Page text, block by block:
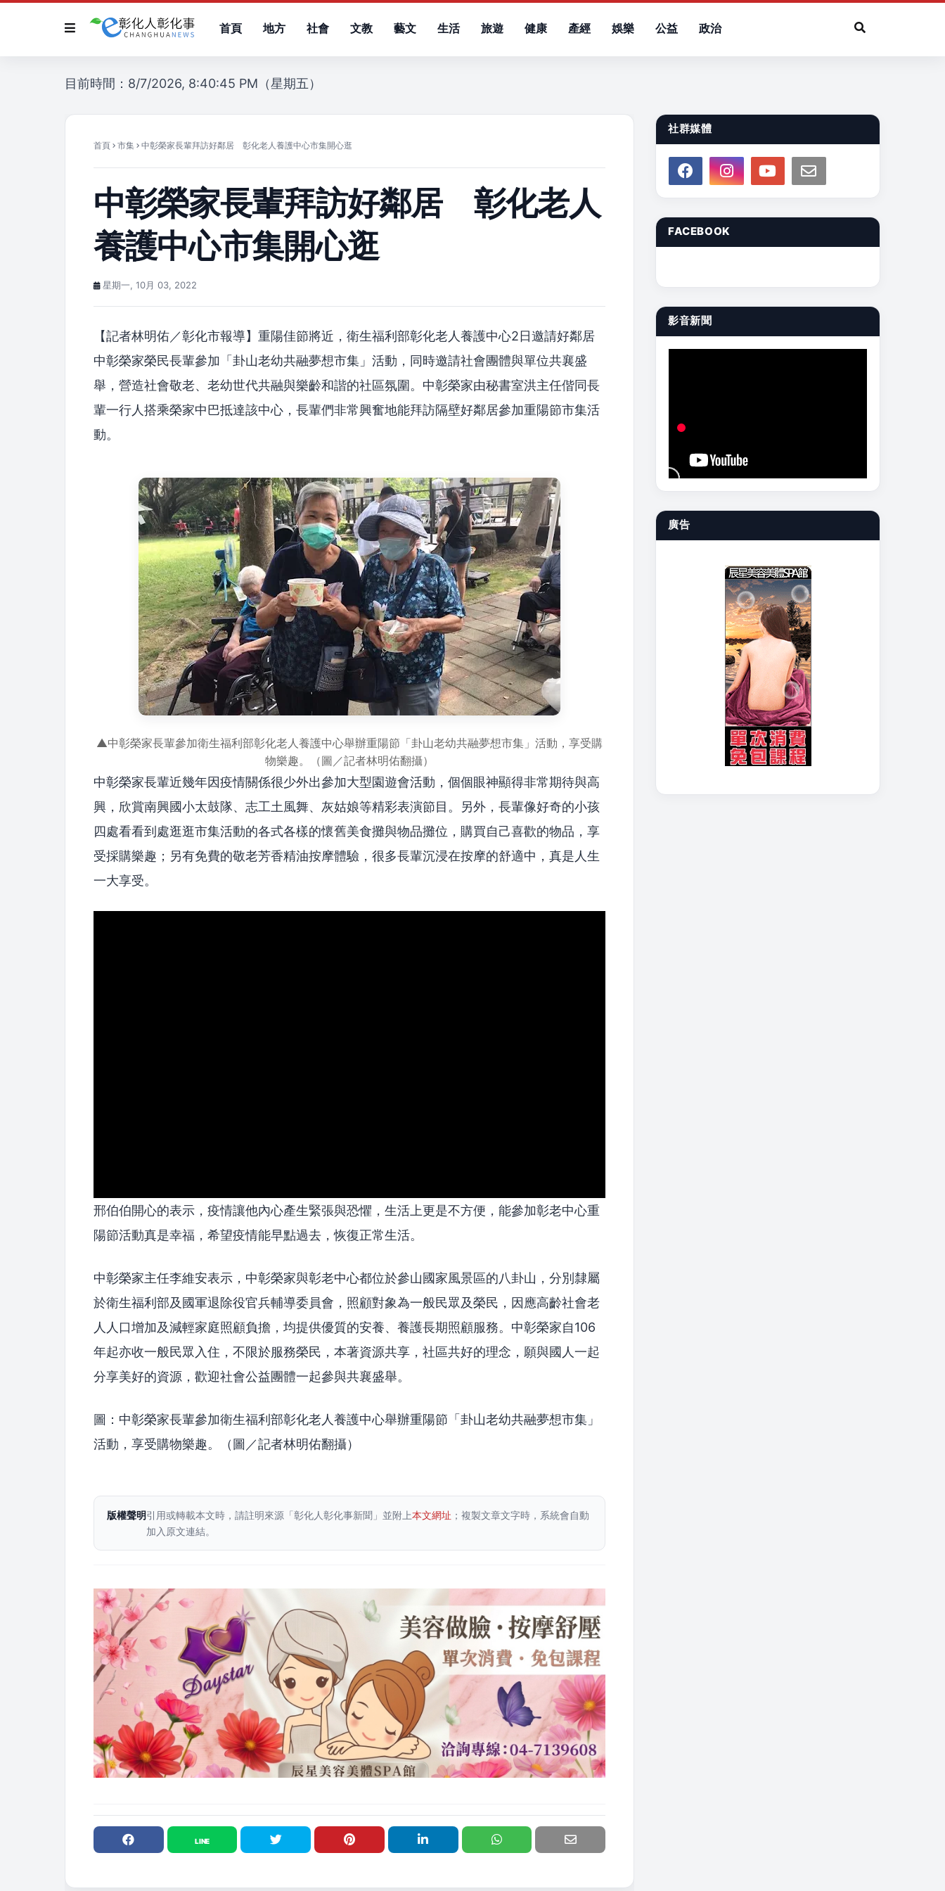
首頁 地方 社會 文教 藝文 生活 旅遊 健康 產經 娛樂 公益 政治
目前時間：8/7/2026, 8:40:45 PM（星期五）
首頁 市集 中彰榮家長輩拜訪好鄰居 彰化老人養護中心市集開心逛
中彰榮家長輩拜訪好鄰居 彰化老人
養護中心市集開心逛
星期一, 10月 03, 2022
【記者林明佑／彰化市報導】重陽佳節將近，衛生福利部彰化老人養護中心2日邀請好鄰居
中彰榮家榮民長輩參加「卦山老幼共融夢想市集」活動，同時邀請社會團體與單位共襄盛
舉，營造社會敬老、老幼世代共融與樂齡和諧的社區氛圍。中彰榮家由秘書室洪主任偕同長
輩一行人搭乘榮家中巴抵達該中心，長輩們非常興奮地能拜訪隔壁好鄰居參加重陽節市集活
動。
▲中彰榮家長輩參加衛生福利部彰化老人養護中心舉辦重陽節「卦山老幼共融夢想市集」活動，享受購
物樂趣。（圖／記者林明佑翻攝）
中彰榮家長輩近幾年因疫情關係很少外出參加大型園遊會活動，個個眼神顯得非常期待與高
興，欣賞南興國小太鼓隊、志工土風舞、灰姑娘等精彩表演節目。另外，長輩像好奇的小孩
四處看看到處逛逛市集活動的各式各樣的懷舊美食攤與物品攤位，購買自己喜歡的物品，享
受採購樂趣；另有免費的敬老芳香精油按摩體驗，很多長輩沉浸在按摩的舒適中，真是人生
一大享受。
邢伯伯開心的表示，疫情讓他內心產生緊張與恐懼，生活上更是不方便，能參加彰老中心重
陽節活動真是幸福，希望疫情能早點過去，恢復正常生活。
中彰榮家主任李維安表示，中彰榮家與彰老中心都位於參山國家風景區的八卦山，分別隸屬
於衛生福利部及國軍退除役官兵輔導委員會，照顧對象為一般民眾及榮民，因應高齡社會老
人人口增加及減輕家庭照顧負擔，均提供優質的安養、養護長期照顧服務。中彰榮家自106
年起亦收一般民眾入住，不限於服務榮民，本著資源共享，社區共好的理念，願與國人一起
分享美好的資源，歡迎社會公益團體一起參與共襄盛舉。
圖：中彰榮家長輩參加衛生福利部彰化老人養護中心舉辦重陽節「卦山老幼共融夢想市集」
活動，享受購物樂趣。（圖／記者林明佑翻攝）
版權聲明引用或轉載本文時，請註明來源「彰化人彰化事新聞」並附上本文網址 ；複製文章文字時，系統會自動
加入原文連結。
社群媒體
FACEBOOK
影音新聞
廣告